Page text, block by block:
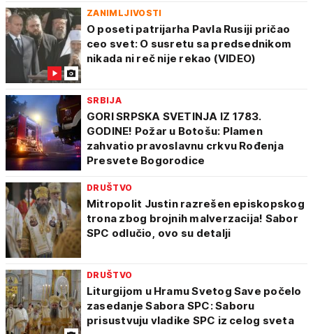
ZANIMLJIVOSTI
O poseti patrijarha Pavla Rusiji pričao
ceo svet: O susretu sa predsednikom
nikada ni reč nije rekao (VIDEO)
SRBIJA
GORI SRPSKA SVETINJA IZ 1783.
GODINE! Požar u Botošu: Plamen
zahvatio pravoslavnu crkvu Rođenja
Presvete Bogorodice
DRUŠTVO
Mitropolit Justin razrešen episkopskog
trona zbog brojnih malverzacija! Sabor
SPC odlučio, ovo su detalji
DRUŠTVO
Liturgijom u Hramu Svetog Save počelo
zasedanje Sabora SPC: Saboru
prisustvuju vladike SPC iz celog sveta